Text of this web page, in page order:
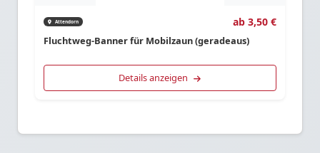
Attendorn ab 3,50 €
Fluchtweg-Banner für Mobilzaun (geradeaus)
Details anzeigen